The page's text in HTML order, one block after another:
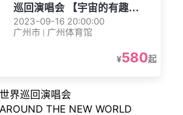
巡回演唱会 【宇宙的有趣
AROUND THE NEW
WORLD】广州
2023-09-16 20:00:00
广州市 | 广州体育馆
¥580起
界巡回演唱会
THE NEW WORLD